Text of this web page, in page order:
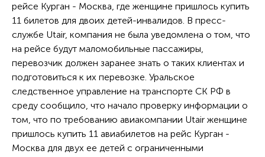
рейсе Курган - Москва, где женщине пришлось купить
11 билетов для двоих детей-инвалидов. В пресс-
службе Utair, компания не была уведомлена о том, что
на рейсе будут маломобильные пассажиры,
перевозчик должен заранее знать о таких клиентах и
подготовиться к их перевозке. Уральское
следственное управление на транспорте СК РФ в
среду сообщило, что начало проверку информации о
том, что по требованию авиакомпании Utair женщине
пришлось купить 11 авиабилетов на рейс Курган -
Москва для двух ее детей с ограниченными